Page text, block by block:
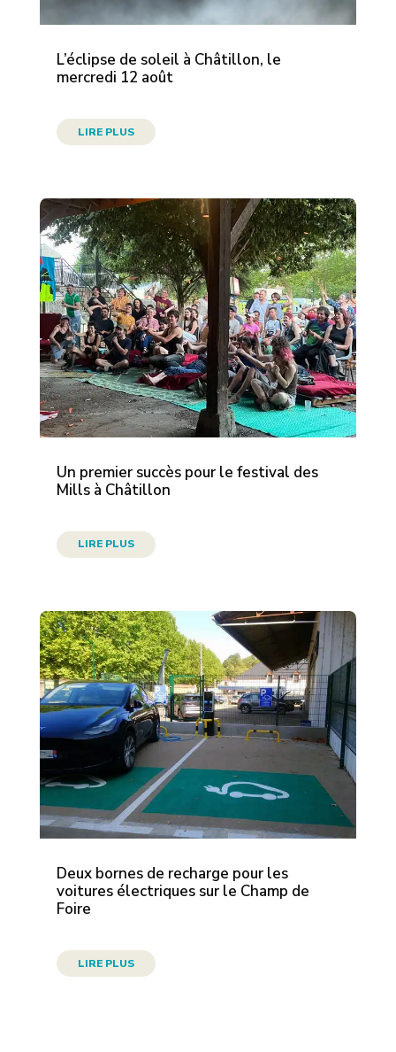
L’éclipse de soleil à Châtillon, le
mercredi 12 août
LIRE PLUS
Un premier succès pour le festival des
Mills à Châtillon
LIRE PLUS
Deux bornes de recharge pour les
voitures électriques sur le Champ de
Foire
LIRE PLUS